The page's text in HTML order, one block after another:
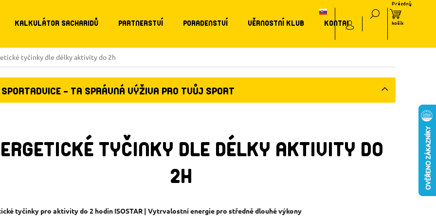
KALKULÁTOR SACHARIDŮ PARTNERSTVÍ PORADENSTVÍ VĚRNOSTNÍ KLUB KONTAKT
tyčinky dle délky aktivity do 2h
SPORTADVICE - TA SPRÁVNÁ VÝŽIVA PRO TVŮJ SPORT
TYČINKY DLE DÉLKY AKTIVITY DO
2H
tyčinky pro aktivity do 2 hodin ISOSTAR | Vytrvalostní energie pro středně dlouhé výkony